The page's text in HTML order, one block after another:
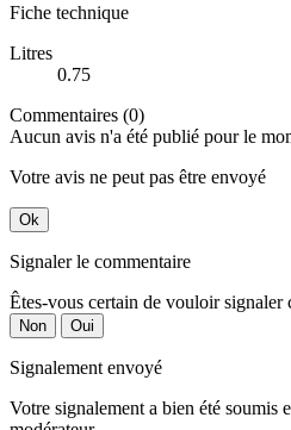
Fiche technique
Litres
0.75
Commentaires (0)
Aucun avis n'a été publié pour le
Votre avis ne peut pas être envoyé
Ok
Signaler le commentaire
Êtes-vous certain de vouloir signaler
Non Oui
Signalement envoyé
Votre signalement a bien été soumis